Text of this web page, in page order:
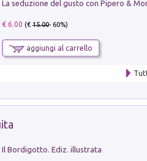
€ 6.00 (€15.00- 60%)
aggiungi al carrello
Il Bordigotto. Ediz. illustrata